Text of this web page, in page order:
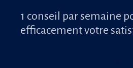
1 conseil par semaine
efficacement votre